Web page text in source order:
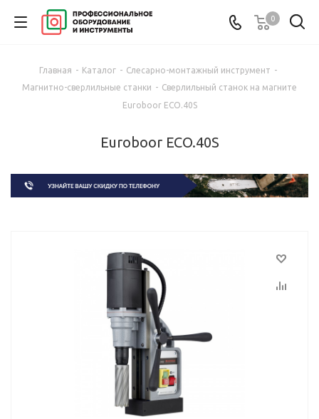
0
Главная - Каталог - Слесарно-монтажный инструмент -
Магнитно-сверлильные станки - Сверлильный станок на магните
Euroboor ECO.40S
Euroboor ECO.40S